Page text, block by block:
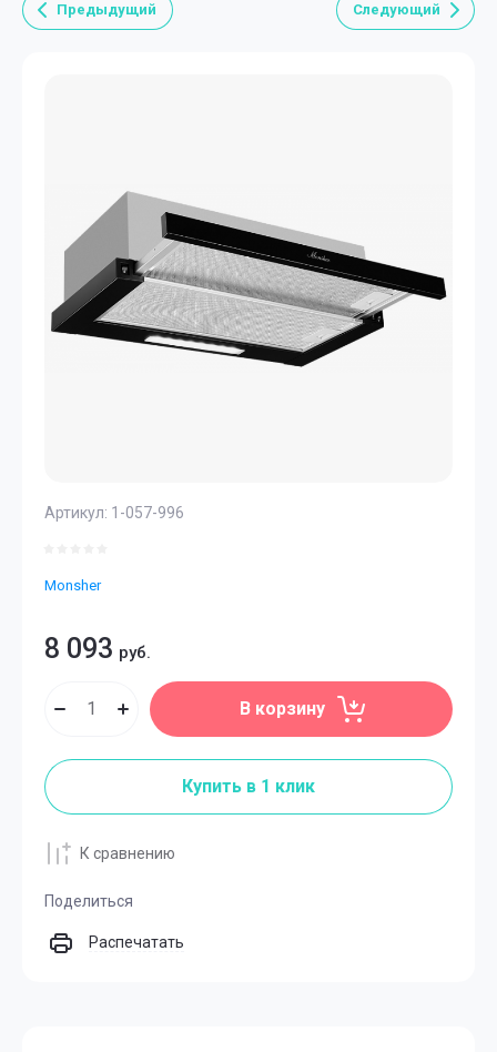
Предыдущий Следующий
Артикул: 1-057-996
Monsher
8 093 руб.
В корзину
Купить в 1 клик
К сравнению
Поделиться
Распечатать